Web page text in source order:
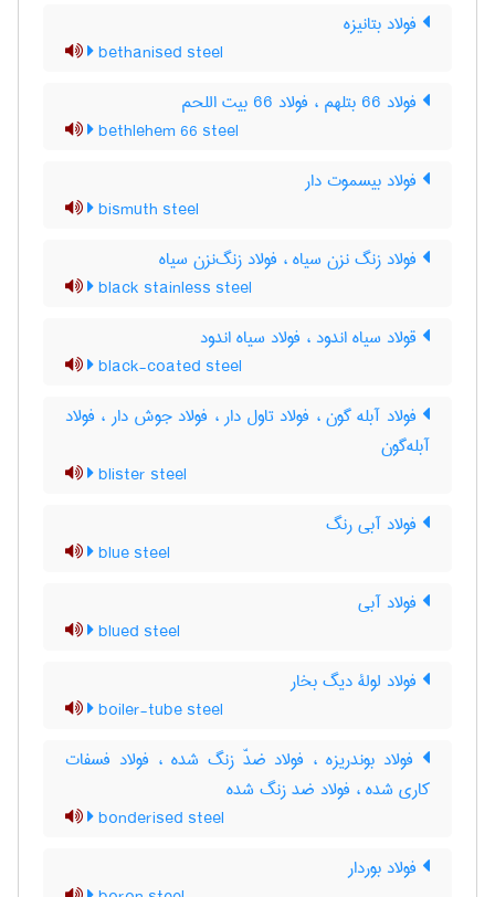
فولاد بتانیزه
bethanised steel
فولاد 66 بتلهم ، فولاد 66 بیت اللحم
bethlehem 66 steel
فولاد بیسموت دار
bismuth steel
فولاد زنگ نزن سیاه ، فولاد زنگ‌نزن سیاه
black stainless steel
قولاد سیاه اندود ، فولاد سیاه اندود
black-coated steel
فولاد آبله گون ، فولاد تاول دار ، فولاد جوش دار ، فولاد
آبله‌گون
blister steel
فولاد آبی رنگ
blue steel
فولاد آبی
blued steel
فولاد لولۀ دیگ بخار
boiler-tube steel
فولاد بوندریزه ، فولاد ضدّ زنگ شده ، فولاد فسفات
کاری شده ، فولاد ضد زنگ شده
bonderised steel
فولاد بوردار